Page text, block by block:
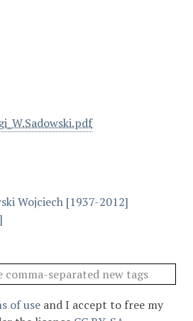
Wojciech [1937-2012]
of use and I accept to free my